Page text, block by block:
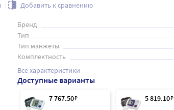
Добавить к сравнению
Бренд
Тип
Тип манжеты
Комплектность
Все характеристики
Доступные варианты
7 767.50₽ 5 819.10₽